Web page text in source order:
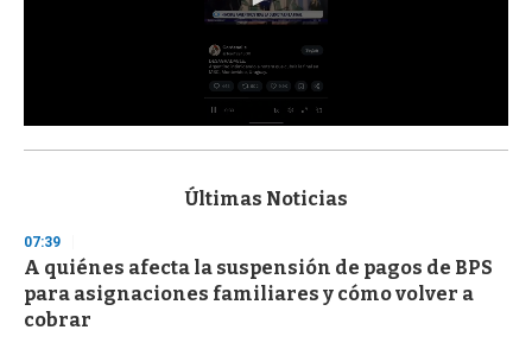
s
d
s
o
f
3
Últimas Noticias
07:39
A quiénes afecta la suspensión de pagos de BPS
para asignaciones familiares y cómo volver a
cobrar